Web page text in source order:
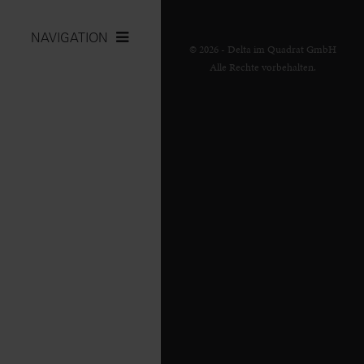
NAVIGATION
© 2026 - Delta im Quadrat GmbH
Alle Rechte vorbehalten.